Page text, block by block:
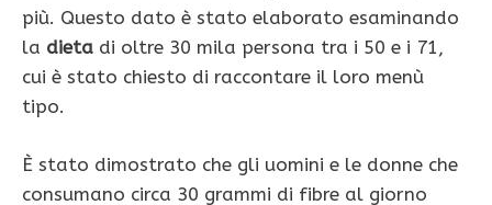
più. Questo dato è stato elaborato esaminando
la dieta di oltre 30 mila persona tra i 50 e i 71,
cui è stato chiesto di raccontare il loro menù
tipo.
È stato dimostrato che gli uomini e le donne che
consumano circa 30 grammi di fibre al giorno